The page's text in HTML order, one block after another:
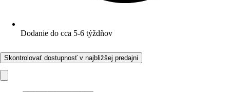
Dodanie do cca 5-6 týždňov
Skontrolovať dostupnosť v najbližšej predajni